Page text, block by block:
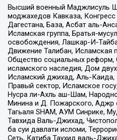
Высший военный Маджлисуль
моджахедов Кавказа,
Дагестана, База, Асбат аль-
Исламская группа, Братья-
освобождения, Лашкар-И-
Движение Талибан, Исламская
Общество социальных
исламского наследия, Дом
Исламский джихад, Аль-
Правый сектор, Исламское
Нусра ли-Ахль аш-Шам,
Минина и Д. Пожарского, Аджр
Тагьаля SHAM, АУМ Синрике,
Тавхида Валь-Джихад,
ба суи давлати исломи,
Сеть, Катиба Таухид валь-